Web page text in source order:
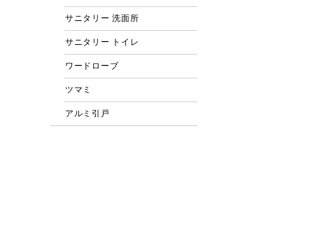
サニタリー 洗面所
サニタリー トイレ
ワードローブ
ツマミ
アルミ引戸